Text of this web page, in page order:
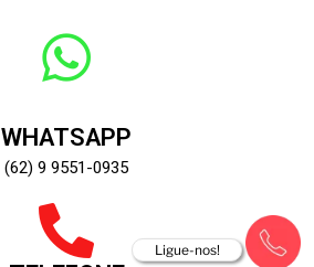
Ligue-nos!
WHATSAPP
(62) 9 9551-0935